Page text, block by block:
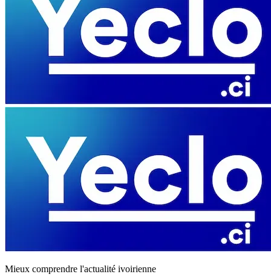
Mieux comprendre l'actualité ivoirienne